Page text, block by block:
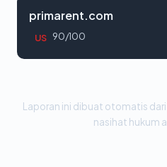
primarent.com
US 90/100
Laporan ini dibuat otomatis
nasihat hukum